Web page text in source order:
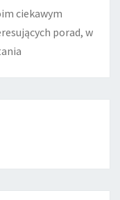
ciekawym
porad, w